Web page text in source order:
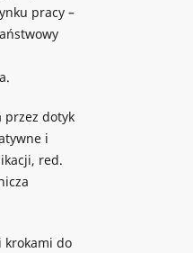
pracy –
przez dotyk
i
red.
krokami do